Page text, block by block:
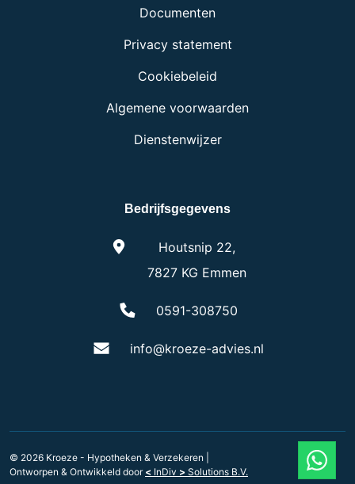
Documenten
Privacy statement
Cookiebeleid
Algemene voorwaarden
Dienstenwijzer
Bedrijfsgegevens
Houtsnip 22,
7827 KG Emmen
0591-308750
info@kroeze-advies.nl
© 2026 Kroeze - Hypotheken & Verzekeren
Ontworpen & Ontwikkeld door < InDiv > Solutions B.V.